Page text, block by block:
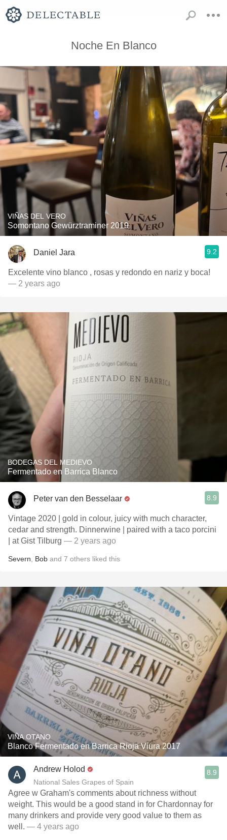
Noche En Blanco
VIÑAS DEL VERO
Somontano Gewürztraminer 2019
Daniel Jara 9.2
Excelente vino blanco , rosas y redondo en nariz y boca!
— 2 years ago
BODEGAS DEL MEDIEVO
Fermentado en Barrica Blanco
Peter van den Besselaar 8.9
Vintage 2020 | gold in colour, juicy with much character,
cedar and strength. Dinnerwine | paired with a taco porcini
| at Gist Tilburg — 2 years ago
Severn Bob and 7 others liked this
VIÑA OTANO
Blanco Fermentado en Barrica Rioja Viura 2017
Andrew Holod
National Sales Grapes of Spain
8.9
Agree w Graham's comments about richness without
weight. This would be a good stand in for Chardonnay for
many drinkers and provide very good value to them as
well. — 4 years ago